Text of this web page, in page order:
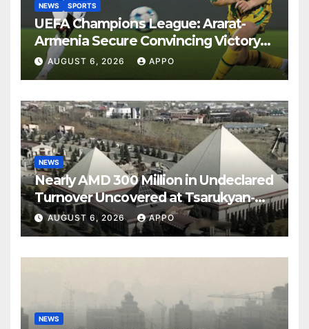
NEWS SPORTS
UEFA Champions League: Ararat-
Armenia Secure Convincing Victory
Over Shamrock Rovers 2-0
AUGUST 6, 2026 APPO
NEWS
Nearly AMD 300 Million in Undeclared
Turnover Uncovered at Tsarukyan-
Owned Entertainment Center
AUGUST 6, 2026 APPO
NEWS